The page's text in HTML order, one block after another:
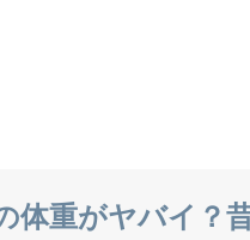
体重がヤバイ？